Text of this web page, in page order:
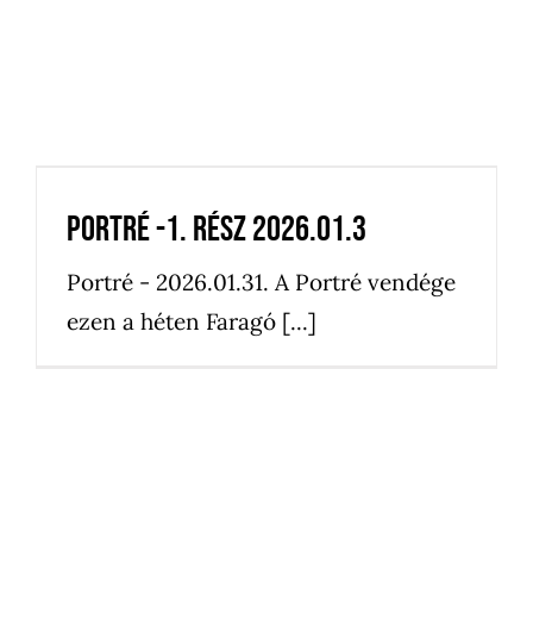
Bejegyzés média
Portré -1. rész 2026.01.3
Portré - 2026.01.31. A Portré vendége
ezen a héten Faragó [...]